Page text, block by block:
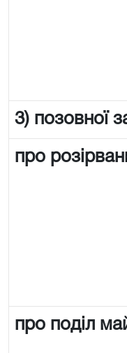
3) позовної
про
про поділ